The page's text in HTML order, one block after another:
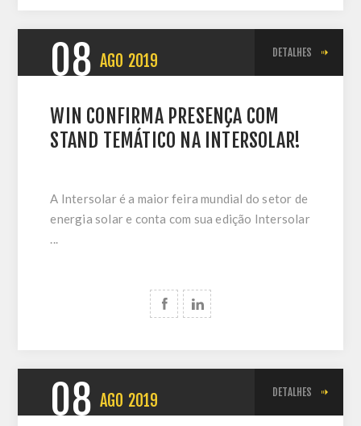
08 AGO 2019 DETALHES
WIN CONFIRMA PRESENÇA COM
STAND TEMÁTICO NA INTERSOLAR!
A Intersolar é a maior feira mundial do setor de
energia solar e conta com sua edição Intersolar
...
08 AGO 2019 DETALHES